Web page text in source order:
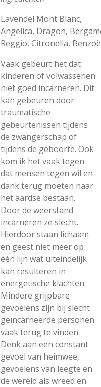
Lavendel Mont Blanc,
Angelica, Dragon,
Reggio, Citronella,
Vaak gebeurt het dat
kinderen of volwassenen
niet goed incarneren. Dit
kan gebeuren door
traumatische
gebeurtenissen tijdens
de zwangerschap of
tijdens de geboorte. Ook
kom ik het vaak tegen
dat mensen tegen wil en
dank terug moeten naar
het aardse bestaan.
Door de weerstand
incarneren ze slecht.
Hierdoor staan lichaam
en geest niet meer op
één lijn wat uiteindelijk
kan resulteren in
energetische klachten.
Mindere grijpbare
gevoelens zijn bij slecht
geïncarneerde personen
vaak terug te vinden.
Denk aan een constant
gevoel van heimwee,
gevoelens van leegte en
de wereld als wreed en